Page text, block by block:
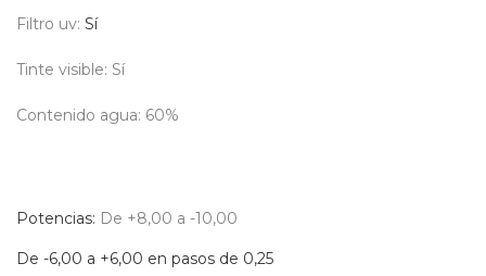
Filtro uv: Sí
Tinte visible: Sí
Contenido agua: 60%
Potencias: De +8,00 a -10,00
De -6,00 a +6,00 en pasos de 0,25